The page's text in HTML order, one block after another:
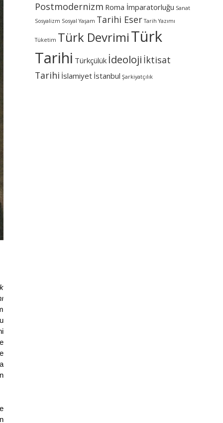
Postmodernizm Roma İmparatorluğu Sanat
Sosyalizm Sosyal Yaşam Tarihi Eser Tarih Yazımı
Tüketim Türk DevrimiTürk
Tarihi Türkçülük İdeoloji İktisat
Tarihi İslamiyet İstanbul Şarkiyatçılık